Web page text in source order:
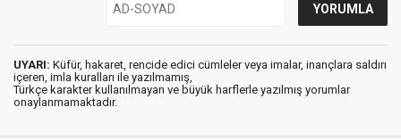
UYARI: Küfür, hakaret, rencide edici cümleler veya imalar, inançlara saldırı
içeren, imla kuralları ile yazılmamış,
Türkçe karakter kullanılmayan ve büyük harflerle yazılmış yorumlar
onaylanmamaktadır.